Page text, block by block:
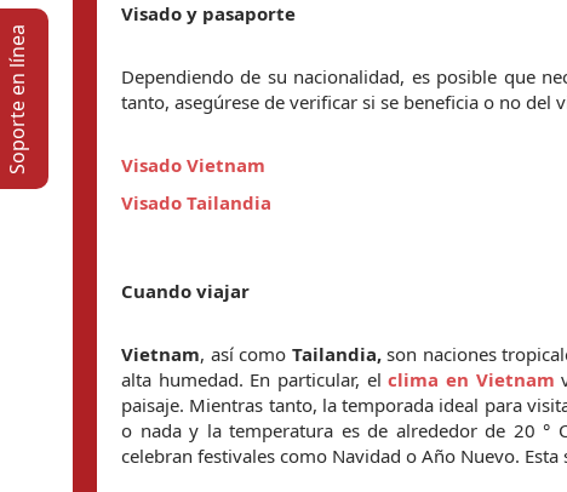
Visado y pasaporte
Dependiendo de su nacionalidad, es posible que
tanto, asegúrese de verificar si se beneficia o no del
Visado Vietnam
Visado Tailandia
Cuando viajar
Vietnam, así como Tailandia, son naciones
alta humedad. En particular, el clima en Vietnam
paisaje. Mientras tanto, la temporada ideal para
o nada y la temperatura es de alrededor de 20 °
celebran festivales como Navidad o Año Nuevo.
Soporte en lí­nea